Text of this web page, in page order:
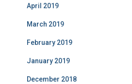
April 2019
March 2019
February 2019
January 2019
December 2018